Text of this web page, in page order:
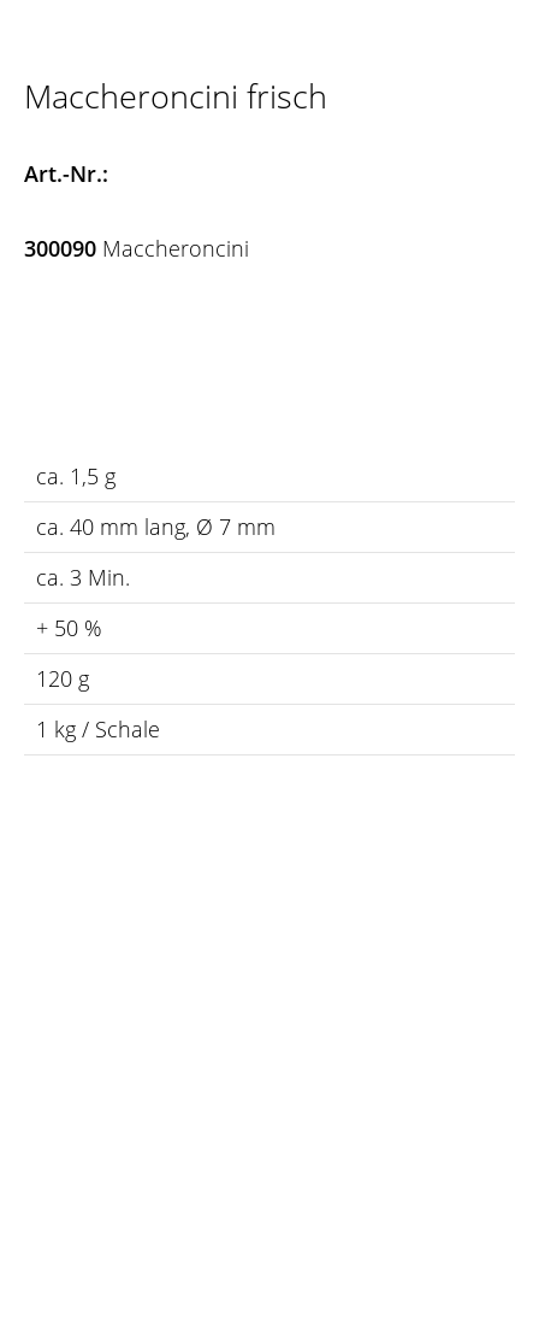
Maccheroncini frisch
Art.-Nr.:
300090 Maccheroncini
ca. 1,5 g
ca. 40 mm lang, Ø 7 mm
ca. 3 Min.
+ 50 %
120 g
1 kg / Schale